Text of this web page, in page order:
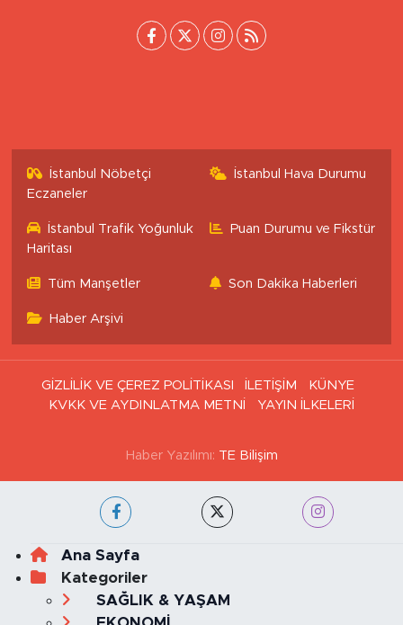
İstanbul Nöbetçi
Eczaneler
İstanbul Hava Durumu
İstanbul Trafik Yoğunluk
Haritası
Puan Durumu ve Fikstür
Tüm Manşetler Son Dakika Haberleri
Haber Arşivi
GİZLİLİK VE ÇEREZ POLİTİKASI İLETİŞİM
KÜNYE
KVKK VE AYDINLATMA METNİ
YAYIN İLKELERİ
Haber Yazılımı: TE Bilişim
Ana Sayfa
Kategoriler
SAĞLIK & YAŞAM